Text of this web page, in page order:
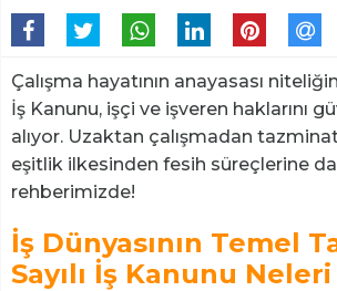
Çalışma hayatının anayasası
İş Kanunu, işçi ve işveren haklarını
alıyor. Uzaktan çalışmadan
eşitlik ilkesinden fesih süreçlerine
rehberimizde!
İş Dünyasının Temel
Sayılı İş Kanunu